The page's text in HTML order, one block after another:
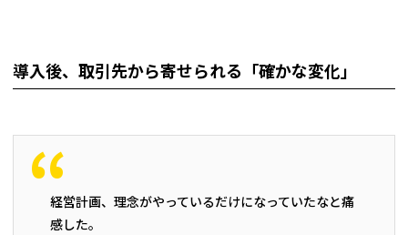
導入後、取引先から寄せられる「確かな変化」
経営計画、理念がやっているだけになっていたなと痛
感した。